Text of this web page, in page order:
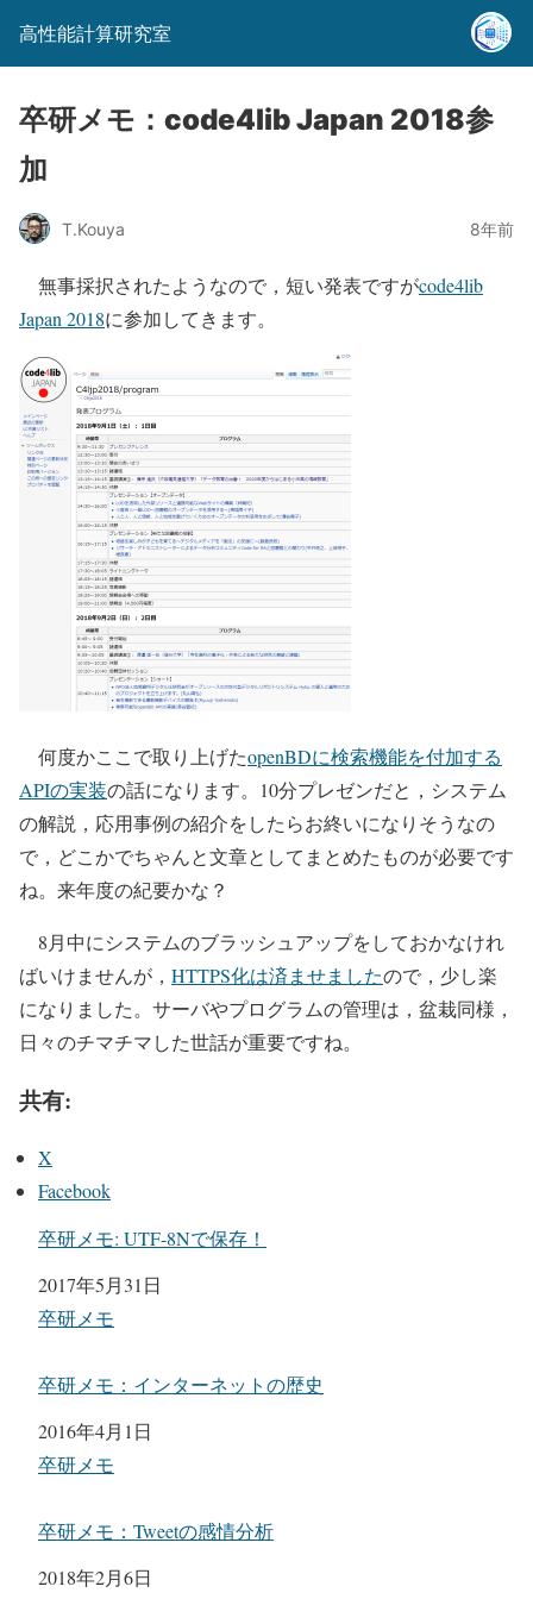
高性能計算研究室
卒研メモ：code4lib Japan 2018参
加
T.Kouya 8年前
無事採択されたようなので，短い発表ですがcode4lib
Japan 2018に参加してきます。
何度かここで取り上げたopenBDに検索機能を付加する
APIの実装の話になります。10分プレゼンだと，システム
の解説，応用事例の紹介をしたらお終いになりそうなの
で，どこかでちゃんと文章としてまとめたものが必要です
ね。来年度の紀要かな？
8月中にシステムのブラッシュアップをしておかなけれ
ばいけませんが， HTTPS化は済ませましたので，少し楽
になりました。サーバやプログラムの管理は，盆栽同様，
日々のチマチマした世話が重要ですね。
共有:
X
Facebook
卒研メモ: UTF-8Nで保存！
日付
2017年5月31日
関連理由
卒研メモ
卒研メモ：インターネットの歴史
日付
2016年4月1日
関連理由
卒研メモ
卒研メモ：Tweetの感情分析
日付
2018年2月6日